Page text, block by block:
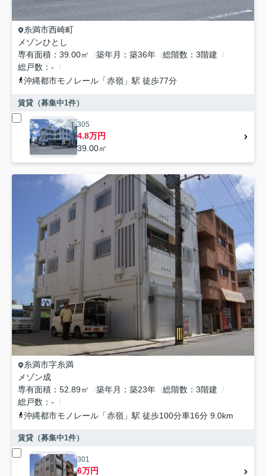
糸満市西崎町
メゾンひとし
専有面積
39.00㎡ 築年月 築36年 総階数
3階建
総戸数
-
沖縄都市モノレール 「赤嶺 」駅 徒歩77分
賃貸（募集中1件）
305
4.8万円
39.00㎡
糸満市字糸満
メゾン成
専有面積
52.89㎡ 築年月 築23年 総階数
3階建
総戸数
-
沖縄都市モノレール 「赤嶺 」駅 徒歩100分車16分 9.0km
賃貸（募集中1件）
301
6万円